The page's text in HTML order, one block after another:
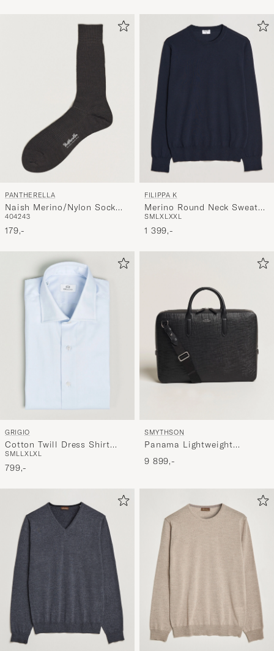
PANTHERELLA
Naish Merino/Nylon Sock
Chocolate
404243
179,-
FILIPPA K
Merino Round Neck Sweater
Navy
SMLXLXXL
1 399,-
GRIGIO
Cotton Twill Dress Shirt
Light Blue
SMLLXLXL
799,-
SMYTHSON
Panama Lightweight
Briefcase Black
9 899,-